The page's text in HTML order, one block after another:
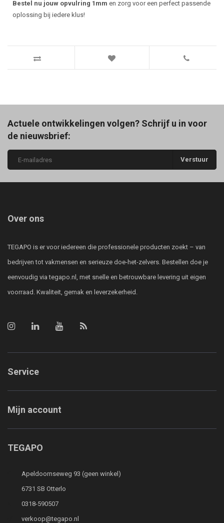
Bestel nu jouw opvulring 1mm en zorg voor een perfect passende
oplossing bij iedere klus!
Actuele ontwikkelingen volgen? Schrijf u in voor
de nieuwsbrief:
Verstuur
Over ons
TEGAPO is er voor iedereen die professionele producten zoekt – van
bedrijven tot vakmensen en serieuze doe-het-zelvers. Bestellen doe je
eenvoudig via tegapo.nl, met snelle en betrouwbare levering uit eigen
voorraad. Kwaliteit, gemak en leverzekerheid.
Service
Mijn account
TEGAPO
Apeldoornseweg 93 (geen winkel)
6731 SB Otterlo
0318-590507
verkoop@tegapo.nl